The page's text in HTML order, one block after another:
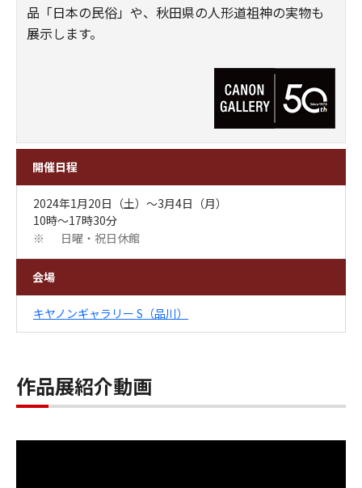
品「日本の民俗」や、秋田県の人形道祖神の実物も
展示します。
開催日程
会場
2024年1月20日（土）～3月4日（月）
10時～17時30分
※ 日曜・祝日休館
キヤノンギャラリー S（品川）
作品展紹介動画